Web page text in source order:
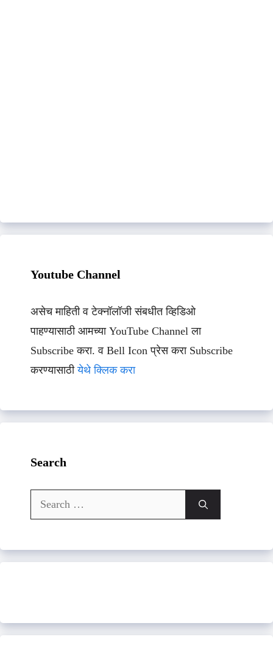
Youtube Channel
असेच माहिती व टेक्नॉलॉजी संबधीत व्हिडिओ
पाहण्यासाठी आमच्या YouTube Channel ला
Subscribe करा. व Bell Icon प्रेस करा Subscribe
करण्यासाठीयेथे क्लिक करा
Search
Search
for: